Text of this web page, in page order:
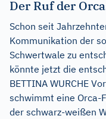
Der Ruf der
Schon seit
Kommunikation der
Schwertwale zu
könnte jetzt die
BETTINA WURCHE
schwimmt eine Orca-
der schwarz-weißen